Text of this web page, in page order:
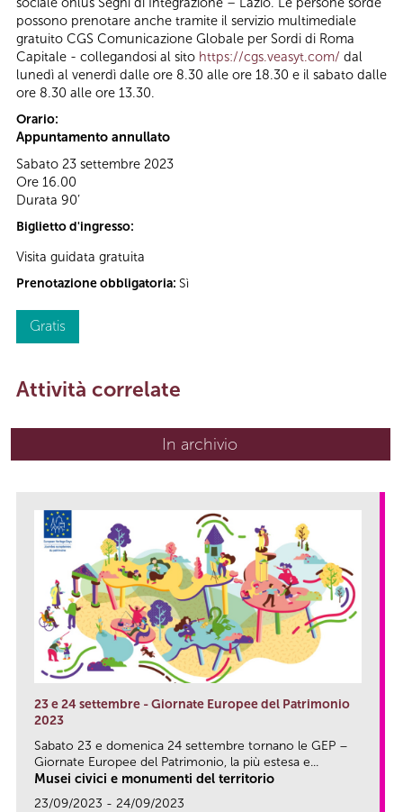
possono prenotare anche tramite il servizio multimediale
gratuito CGS Comunicazione Globale per Sordi di Roma
Capitale - collegandosi al sito https://cgs.veasyt.com/ dal
lunedì al venerdì dalle ore 8.30 alle ore 18.30 e il sabato dalle
ore 8.30 alle ore 13.30.
Orario:
Appuntamento annullato
Sabato 23 settembre 2023
Ore 16.00
Durata 90’
Biglietto d'ingresso:
Visita guidata gratuita
Prenotazione obbligatoria: Sì
Gratis
Attività correlate
In archivio
23 e 24 settembre - Giornate Europee del Patrimonio
2023
Sabato 23 e domenica 24 settembre tornano le GEP –
Giornate Europee del Patrimonio, la più estesa e...
Musei civici e monumenti del territorio
23/09/2023 - 24/09/2023